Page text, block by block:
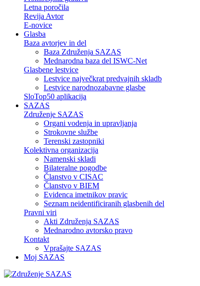
Letna poročila
Revija Avtor
E-novice
Glasba
Baza avtorjev in del
Baza Združenja SAZAS
Mednarodna baza del ISWC-Net
Glasbene lestvice
Lestvice največkrat predvajnih skladb
Lestvice narodnozabavne glasbe
SloTop50 aplikacija
SAZAS
Združenje SAZAS
Organi vodenja in upravljanja
Strokovne službe
Terenski zastopniki
Kolektivna organizacija
Namenski skladi
Bilateralne pogodbe
Članstvo v CISAC
Članstvo v BIEM
Evidenca imetnikov pravic
Seznam neidentificiranih glasbenih del
Pravni viri
Akti Združenja SAZAS
Mednarodno avtorsko pravo
Kontakt
Vprašajte SAZAS
Moj SAZAS